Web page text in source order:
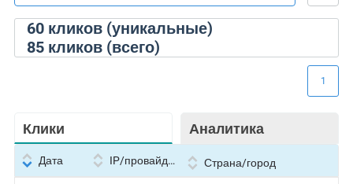
60кликов (уникальные)
85кликов (всего)
Клики Аналитика
1
Дата IP/провайдер Страна/город